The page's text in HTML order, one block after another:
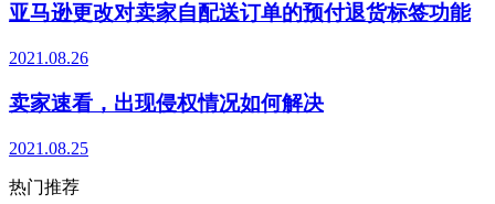
亚马逊更改对卖家自配送订单的预付退货标签功能
2021.08.26
卖家速看，出现侵权情况如何解决
2021.08.25
热门推荐